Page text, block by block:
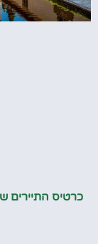
כרטיס התיירים